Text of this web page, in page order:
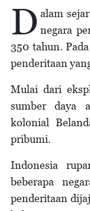
D alam
negara
350 tahun.
penderitaan
Mulai dari
sumber daya
kolonial
pribumi.
Indonesia
beberapa
penderitaan